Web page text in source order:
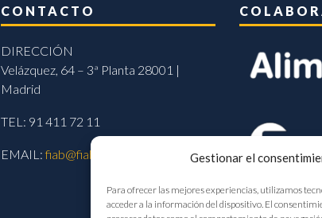
Gestionar el
Para ofrecer las mejores experiencias, utilizamos
acceder a la información del dispositivo. El
CONTACTO
DIRECCIÓN
Velázquez, 64 – 3ª Planta 28001 |
Madrid
TEL: 91 411 72 11
EMAIL:fiab@fiab.es